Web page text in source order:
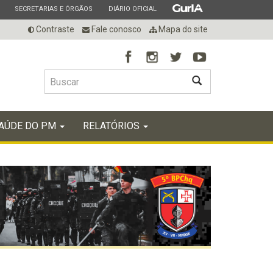
ESTADO
SECRETARIAS E ÓRGÃOS ESTADO
DIÁRIO OFICIAL ESTADO
Contraste Fale conosco Mapa do site
BUSCAR
DO PM RELATÓRIOS